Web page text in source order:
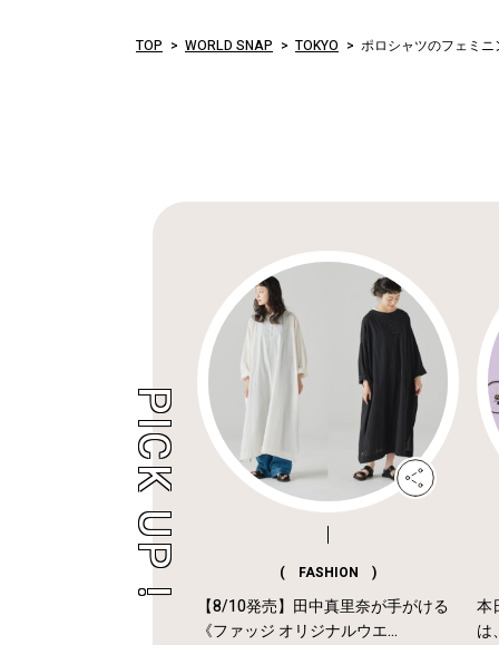
TOP WORLD SNAP TOKYO ポロシャツのフェミ
( FASHION )
【8/10発売】田中真里奈が手がける
《ファッジ オリジナルウエ...
本
は